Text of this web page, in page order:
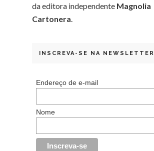
da editora independente Magnolia
Cartonera
INSCREVA-SE NA NEWSLETTER
Endereço de e-mail
Nome